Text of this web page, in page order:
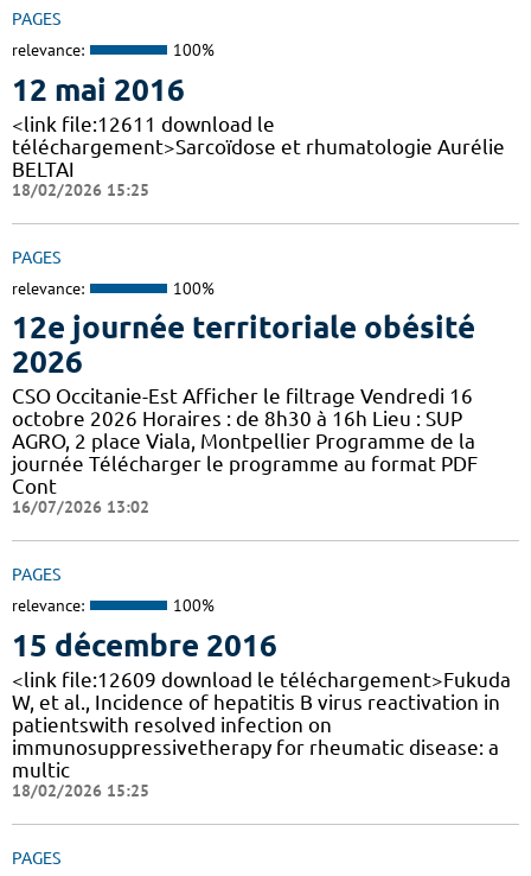
PAGES
relevance: 100%
12 mai 2016
<link file:12611 download le
téléchargement>Sarcoïdose et rhumatologie Aurélie
BELTAI
18/02/2026 15:25
PAGES
relevance: 100%
12e journée territoriale obésité
2026
CSO Occitanie-Est Afficher le filtrage Vendredi 16
octobre 2026 Horaires : de 8h30 à 16h Lieu : SUP
AGRO, 2 place Viala, Montpellier Programme de la
journée Télécharger le programme au format PDF
Cont
16/07/2026 13:02
PAGES
relevance: 100%
15 décembre 2016
<link file:12609 download le téléchargement>Fukuda
W, et al., Incidence of hepatitis B virus reactivation in
patientswith resolved infection on
immunosuppressivetherapy for rheumatic disease: a
multic
18/02/2026 15:25
PAGES